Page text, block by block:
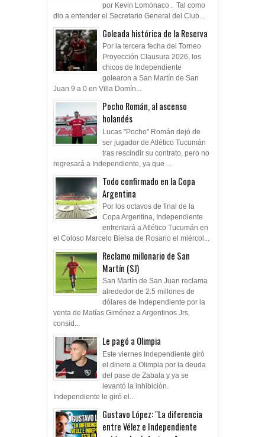
por Kevin Lomónaco . Tal como
dio a entender el Secretario General del Club...
Goleada histórica de la Reserva
Por la tercera fecha del Torneo
Proyección Clausura 2026, los
chicos de Independiente
golearon a San Martín de San
Juan 9 a 0 en Villa Domín...
Pocho Román, al ascenso
holandés
Lucas "Pocho" Román dejó de
ser jugador de Atlético Tucumán
tras rescindir su contrato, pero no
regresará a Independiente, ya que ...
Todo confirmado en la Copa
Argentina
Por los octavos de final de la
Copa Argentina, Independiente
enfrentará a Atlético Tucumán en
el Coloso Marcelo Bielsa de Rosario el miércol...
Reclamo millonario de San
Martín (SJ)
San Martín de San Juan reclama
alrededor de 2.5 millones de
dólares de Independiente por la
venta de Matías Giménez a Argentinos Jrs,
consid...
Le pagó a Olimpia
Este viernes Independiente giró
el dinero a Olimpia por la deuda
del pase de Zabala y ya se
levantó la inhibición.
Independiente le giró el...
Gustavo López: "La diferencia
entre Vélez e Independiente